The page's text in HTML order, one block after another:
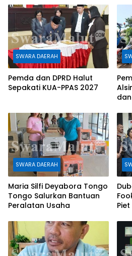
r
SWARA DAERAH
Pemda dan DPRD Halut
Sepakati KUA-PPAS 2027
SWARA DAERAH
Maria Silfi Deyabora Tongo
Tongo Salurkan Bantuan
Peralatan Usaha